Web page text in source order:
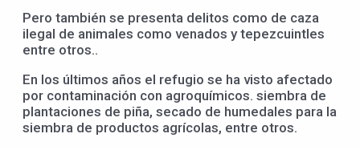
Pero también se presenta delitos como de caza
ilegal de animales como venados y tepezcuintles
entre otros..
En los últimos años el refugio se ha visto afectado
por contaminación con agroquímicos. siembra de
plantaciones de piña, secado de humedales para la
siembra de productos agrícolas, entre otros.